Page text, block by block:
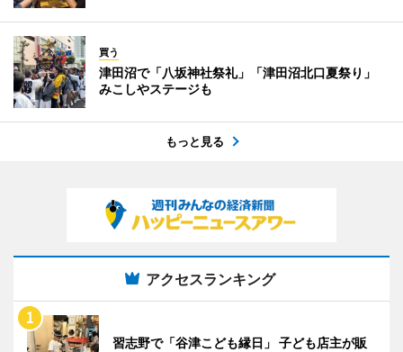
買う
津田沼で「八坂神社祭礼」「津田沼北口夏祭り」
みこしやステージも
もっと見る
アクセスランキング
習志野で「谷津こども縁日」 子ども店主が販